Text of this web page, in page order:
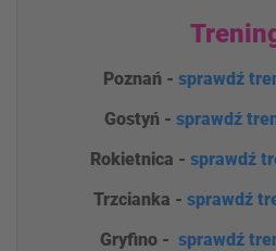
Poznań - sprawdź
Gostyń - sprawdź
Rokietnica - sprawdź
Trzcianka - sprawdź
Gryfino - sprawdź